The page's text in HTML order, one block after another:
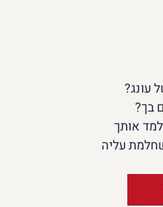
עונג?
בך?
אותך
עליה